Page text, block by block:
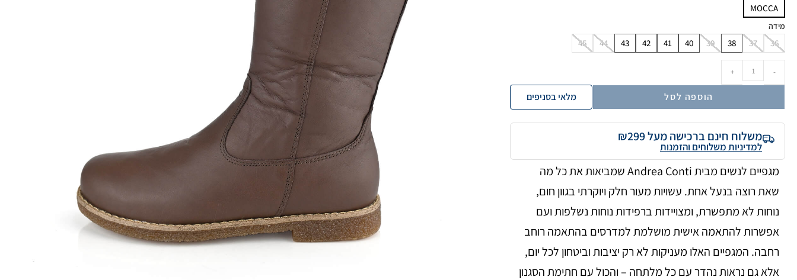
MOCCA
מידה
36
37
38
39
40
41
42
43
44
45
-
+
הוספה לסל מלאי בסניפים
משלוח חינם ברכישה מעל ₪299
למדיניות משלוחים והזמנות
מגפיים לנשים מבית Andrea Conti שמביאות את כל מה
שאת רוצה בנעל אחת. עשויות מעור חלק ויוקרתי בגוון חום,
נוחות לא מתפשרת, ומצויידות ברפידות נוחות נשלפות ועם
אפשרות להתאמה אישית מושלמת למדרסים בהתאמה רוחב
רחבה. המגפיים האלו מעניקות לא רק יציבות וביטחון לכל יום,
אלא גם נראות נהדר עם כל מלתחה – והכול עם חתימת הסגנון